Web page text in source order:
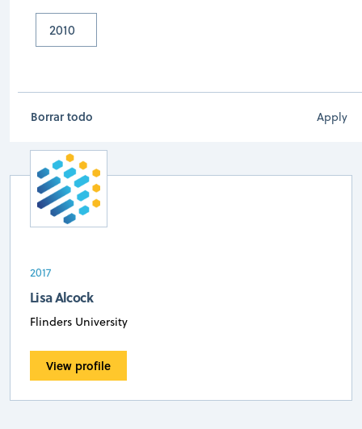
2010
Borrar todo
University of Queensland
2017
Lisa Alcock
Flinders University
View profile